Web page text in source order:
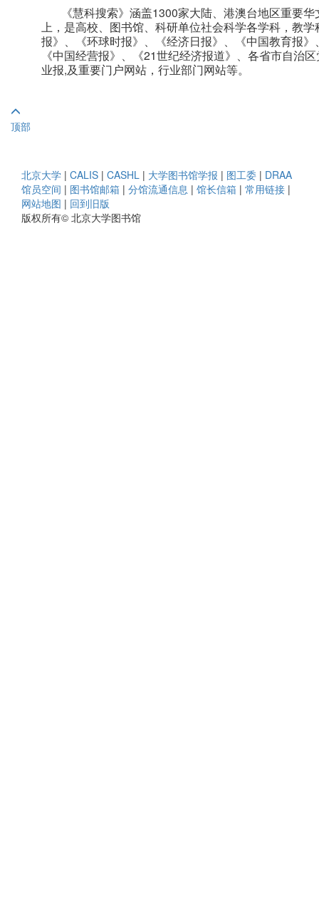
《慧科搜索》涵盖1300家大陆、港澳台地区重要华
上，是高校、图书馆、科研单位社会科学各学科，教
报》、《环球时报》、《经济日报》、《中国教育报
《中国经营报》、《21世纪经济报道》、各省市自治
业报,及重要门户网站，行业部门网站等。
顶部
北京大学 | CALIS | CASHL | 大学图书馆学报 | 图工委 | DRAA
馆员空间 | 图书馆邮箱 | 分馆流通信息 | 馆长信箱 | 常用链接 |
网站地图 | 回到旧版
版权所有© 北京大学图书馆